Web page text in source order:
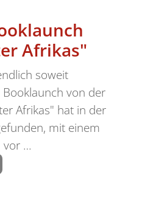
Afrikas"
soweit
von der
Afrikas" hat in der
mit einem
vor …